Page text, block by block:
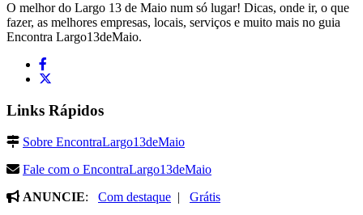
O melhor do Largo 13 de Maio num só lugar! Dicas, onde ir, o que
fazer, as melhores empresas, locais, serviços e muito mais no guia
Encontra Largo13deMaio.
Links Rápidos
Sobre EncontraLargo13deMaio
Fale com o EncontraLargo13deMaio
ANUNCIE: Com destaque | Grátis